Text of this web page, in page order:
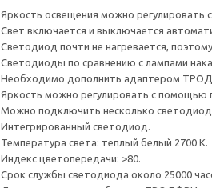
Яркость освещения можно
Свет включается и выключается
Светодиод почти не нагревается,
Светодиоды по сравнению с лампами
Необходимо дополнить адаптером
Яркость можно регулировать с помощью
Можно подключить несколько
Интегрированный светодиод.
Температура света: теплый белый 2700 К.
Индекс цветопередачи: >80.
Срок службы светодиода около 25000